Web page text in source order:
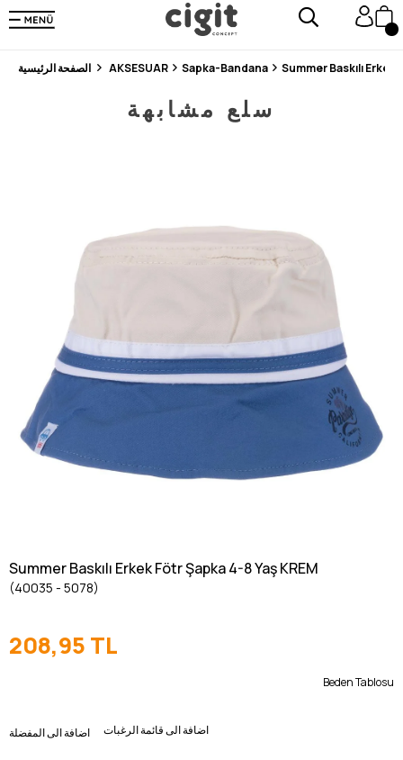
En Uygun Fiyat Garantisi !
300₺ ve Üzeri Alışverişlerde Kargo Ücretsiz !
AKSESUAR Sapka-Bandana Summer Baskılı Erkek
سلع مشابهة
Summer Baskılı Erkek Fötr Şapka 4-8 Yaş KREM
(40035 - 5078)
208,95 TL
Beden Tablosu
اضافة الى المفضلة اضافة الى قائمة الرغبات